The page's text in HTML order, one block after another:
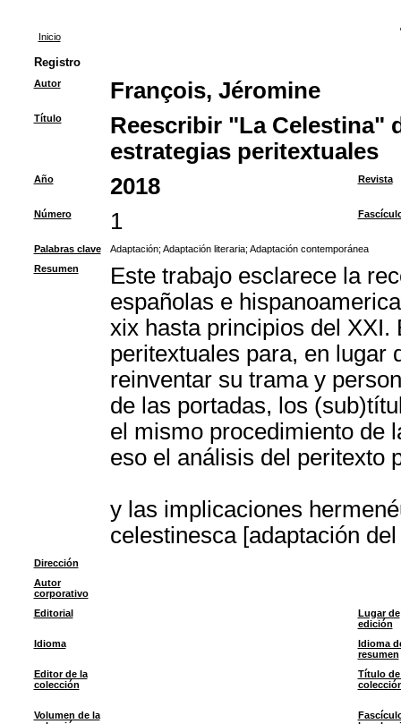
Inicio
Registro
Autor François, Jéromine
Título
Reescribir "La Celestina"
estrategias peritextuales
Año 2018 Revista
Número 1
Palabras clave Adaptación; Adaptación literaria; Adaptación contemporánea
Resumen
Este trabajo esclarece la
españolas e
xix hasta principios del XXI.
peritextuales para, en lugar
reinventar su trama y
de las portadas, los
el mismo procedimiento de
eso el análisis del peritexto
y las implicaciones
celestinesca [adaptación
Dirección
Autor
corporativo
Editorial
Lugar de
edición
Idioma
Idioma
resumen
Editor de la
colección
Título de
Volumen de la